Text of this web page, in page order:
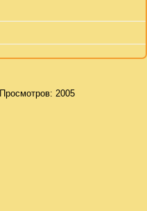
Просмотров: 2005